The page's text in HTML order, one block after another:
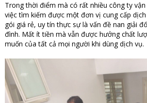
Trong thời điểm mà có rất nhiều công ty
việc tìm kiếm được một đơn vị cung cấp
gói giá rẻ, uy tín thực sự là vấn đề nan giải
đình. Mất ít tiền mà vẫn được hưởng chất
muốn của tất cả mọi người khi dùng dịch vụ.